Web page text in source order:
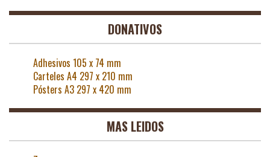
DONATIVOS
Adhesivos 105 x 74 mm
Carteles A4 297 x 210 mm
Pósters A3 297 x 420 mm
MAS LEIDOS